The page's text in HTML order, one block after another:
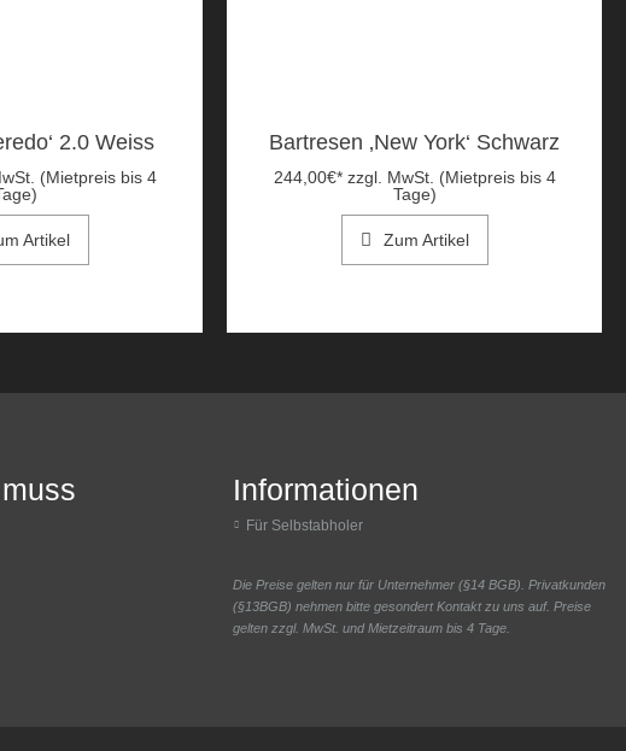
2.0 Weiss
(Mietpreis bis 4
Artikel
Bartresen ‚New York‘ Schwarz
244,00€* zzgl. MwSt. (Mietpreis bis 4
Tage)
Zum Artikel
Informationen
Für Selbstabholer
Die Preise gelten nur für Unternehmer (§14 BGB). Privatkunden
(§13BGB) nehmen bitte gesondert Kontakt zu uns auf. Preise
gelten zzgl. MwSt. und Mietzeitraum bis 4 Tage.